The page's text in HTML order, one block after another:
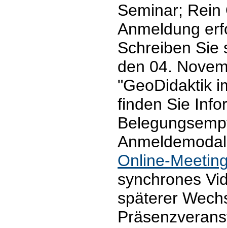
Seminar; Rein
Anmeldung
Schreiben Sie
den 04.
"GeoDidaktik
finden Sie
Online-
synchrones
späterer